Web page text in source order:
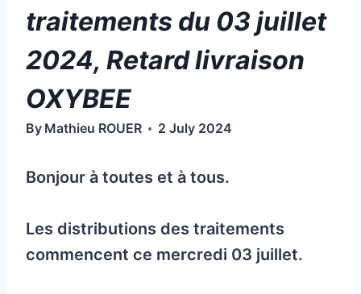
traitements du 03 juillet
2024, Retard livraison
OXYBEE
By Mathieu ROUER 2 July 2024
Bonjour à toutes et à tous.
Les distributions des traitements
commencent ce mercredi 03 juillet.